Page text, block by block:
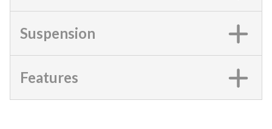
Suspension
Features